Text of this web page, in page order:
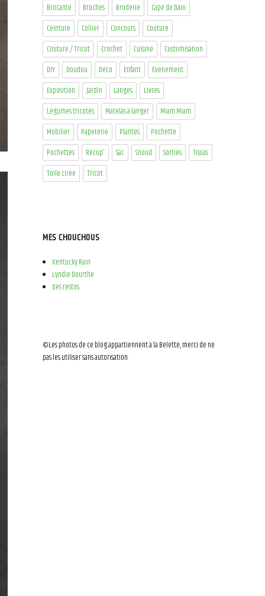
Brocante
Broches Broderie
Cape de bain
Ceinture
Collier Concours
Couture
Couture / Tricot
Crochet Cuisine
Customisation
DIY
Doudou Déco Enfant
Evénement
Exposition
Jardin Langes
Livres
Légumes tricotés
Matelas à langer
Miam Miam
Mobilier
Papeterie Plantes
Pochette
Pochettes
Récup' Sac Snood Sorties
Tissus
Toile cirée
Tricot
MES CHOUCHOUS
Kentucky Rain
Lyndie Dourthe
Des restos
©Les photos de ce blog appartiennent à la Belette, merci de ne
pas les utiliser sans autorisation.